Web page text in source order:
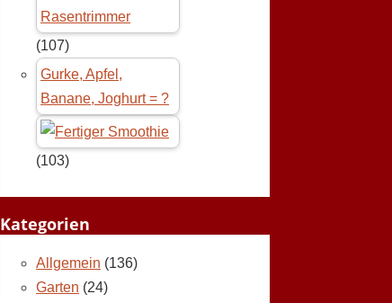
(107)
Gurke, Apfel,
Banane, Joghurt = ?
(103)
Kategorien
Allgemein (136)
Garten (24)